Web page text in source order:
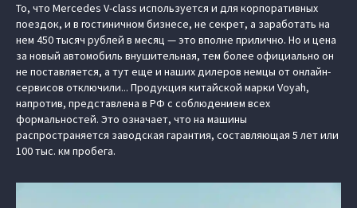
То, что Mercedes V-class используется и для корпоративных
поездок, и в гостиничном бизнесе, не секрет, а заработать на
нем 450 тысяч рублей в месяц — это вполне прилично. Но и цена
за новый автомобиль внушительная, тем более официально он
не поставляется, а тут еще и наших дилеров немцы от онлайн-
сервисов отключили... Продукция китайской марки Voyah,
напротив, представлена в РФ с соблюдением всех
формальностей. Это означает, что на машины
распространяется заводская гарантия, составляющая 5 лет или
100 тыс. км пробега.